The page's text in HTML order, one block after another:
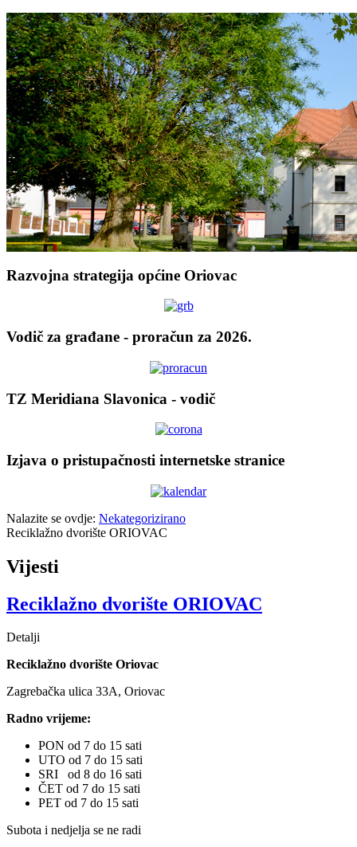
Razvojna strategija općine Oriovac
Vodič za građane - proračun za 2026.
TZ Meridiana Slavonica - vodič
Izjava o pristupačnosti internetske stranice
Nalazite se ovdje: Nekategorizirano
Reciklažno dvorište ORIOVAC
Vijesti
Reciklažno dvorište ORIOVAC
Detalji
Reciklažno dvorište Oriovac
Zagrebačka ulica 33A, Oriovac
Radno vrijeme:
PON od 7 do 15 sati
UTO od 7 do 15 sati
SRI od 8 do 16 sati
ČET od 7 do 15 sati
PET od 7 do 15 sati
Subota i nedjelja se ne radi